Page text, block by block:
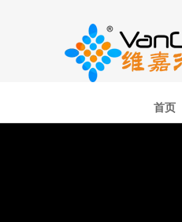
首页